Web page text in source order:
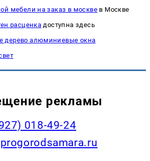
мебели на заказ в москвев Москве
расценка доступна здесь
дерево алюминиевые окна
рекламы
018-49-24